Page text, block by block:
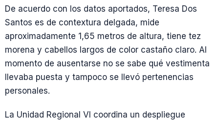
De acuerdo con los datos aportados, Teresa Dos
Santos es de contextura delgada, mide
aproximadamente 1,65 metros de altura, tiene tez
morena y cabellos largos de color castaño claro. Al
momento de ausentarse no se sabe qué vestimenta
llevaba puesta y tampoco se llevó pertenencias
personales.
La Unidad Regional VI coordina un despliegue